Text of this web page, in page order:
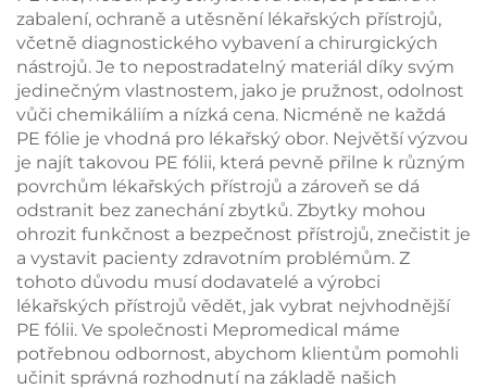
zabalení, ochraně a utěsnění lékařských přístrojů,
včetně diagnostického vybavení a chirurgických
nástrojů. Je to nepostradatelný materiál díky svým
jedinečným vlastnostem, jako je pružnost, odolnost
vůči chemikáliím a nízká cena. Nicméně ne každá
PE fólie je vhodná pro lékařský obor. Největší výzvou
je najít takovou PE fólii, která pevně přilne k různým
povrchům lékařských přístrojů a zároveň se dá
odstranit bez zanechání zbytků. Zbytky mohou
ohrozit funkčnost a bezpečnost přístrojů, znečistit je
a vystavit pacienty zdravotním problémům. Z
tohoto důvodu musí dodavatelé a výrobci
lékařských přístrojů vědět, jak vybrat nejvhodnější
PE fólii. Ve společnosti Mepromedical máme
potřebnou odbornost, abychom klientům pomohli
učinit správná rozhodnutí na základě našich